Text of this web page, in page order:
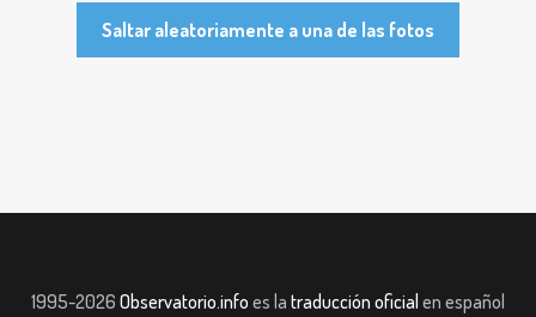
Saltar aleatoriamente a una de las fotos
1995-2026 Observatorio.info es la traducción oficial en español